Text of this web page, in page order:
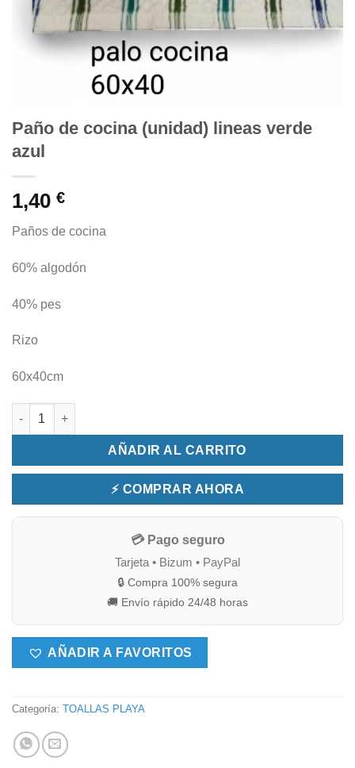
Paño de cocina (unidad) lineas verde
azul
1,40 €
Paños de cocina
60% algodón
40% pes
Rizo
60x40cm
Paño de cocina (unidad) lineas verde azul cantidad
AÑADIR AL CARRITO
⚡ COMPRAR AHORA
💳 Pago seguro
Tarjeta • Bizum • PayPal
🔒 Compra 100% segura
🚚 Envío rápido 24/48 horas
AÑADIR A FAVORITOS
Categoría: TOALLAS PLAYA